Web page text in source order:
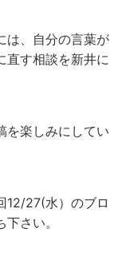
は、自分の言葉が
直す相談を新井に
を楽しみにしてい
12/27(水）のブロ
さい。